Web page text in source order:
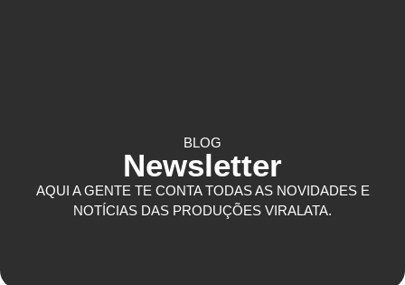
BLOG
Newsletter
AQUI A GENTE TE CONTA TODAS AS NOVIDADES E
NOTÍCIAS DAS PRODUÇÕES VIRALATA.